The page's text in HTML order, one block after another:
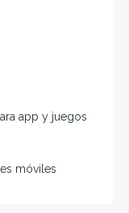
app y juegos
móviles